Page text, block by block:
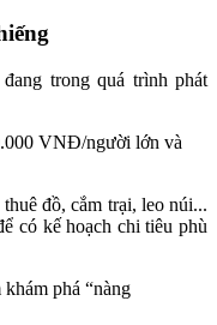
trong quá trình phát
VNĐ/người lớn và
đồ, cắm trại, leo núi...
có kế hoạch chi tiêu phù